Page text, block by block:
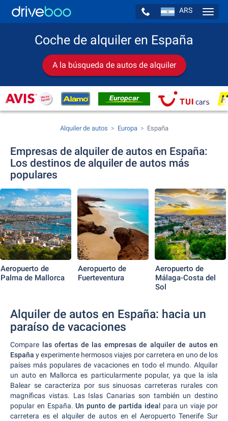
ARS
Coche de alquiler en España
A la búsqueda de autos de alquiler
Alquiler de autos Europa España
Empresas de alquiler de autos en España:
Los destinos de alquiler de autos más
populares
Aeropuerto de
Palma de Mallorca
Aeropuerto de
Fuerteventura
Aeropuerto de
Málaga-Costa del
Sol
Alquiler de autos en España: hacia un
paraíso de vacaciones
Compare las ofertas de las empresas de alquiler de autos en
España y experimente hermosos viajes por carretera en uno de los
países más populares de vacaciones en todo el mundo. Alquilar
un auto en Mallorca es particularmente popular, ya que la isla
Balear se caracteriza por sus sinuosas carreteras rurales con
magníficas vistas. Las Islas Canarias son también un destino
popular en España.Un punto de partida ideal para un viaje por
carretera es el alquiler de autos en el Aeropuerto Tenerife Sur